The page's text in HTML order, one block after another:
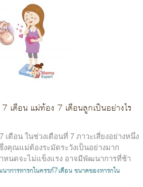
เดือน แม่ท้อง 7 เดือนลูกเป็นอย่างไร
ดือน ในช่วงเดือนที่ 7 ภาวะเสี่ยงอย่างหนึ่ง
คุณแม่ต้องระมัดระวังเป็นอย่างมาก
หนดจะไม่แข็งแรง อาจมีพัฒนาการที่ช้า
าการทารกในครรภ์7เดือนขนาดของทารกใน